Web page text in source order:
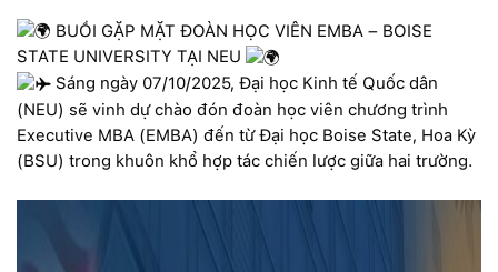
BUỔI GẶP MẶT ĐOÀN HỌC VIÊN EMBA – BOISE
STATE UNIVERSITY TẠI NEU
Sáng ngày 07/10/2025, Đại học Kinh tế Quốc dân
(NEU) sẽ vinh dự chào đón đoàn học viên chương trình
Executive MBA (EMBA) đến từ Đại học Boise State, Hoa Kỳ
(BSU) trong khuôn khổ hợp tác chiến lược giữa hai trường.